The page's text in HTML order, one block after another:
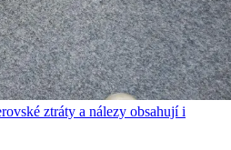
ztráty a nálezy obsahují i